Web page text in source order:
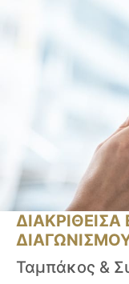
ΔΙΑΚΡΙΘΕΙΣΑ
ΔΙΑΓΩΝΙΣΜΟΥ
Ταμπάκος &